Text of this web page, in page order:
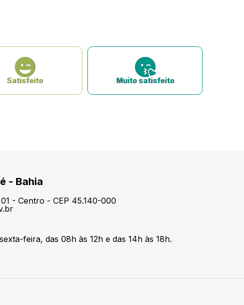
Satisfeito Muito satisfeito
- Bahia
- Centro - CEP 45.140-000
feira, das 08h às 12h e das 14h às 18h.